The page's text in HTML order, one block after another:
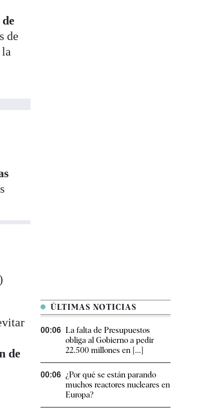
de
de
ÚLTIMAS NOTICIAS
00:06 La falta de Presupuestos
obliga al Gobierno a pedir
22.500 millones en [...]
00:06 ¿Por qué se están parando
muchos reactores nucleares en
Europa?